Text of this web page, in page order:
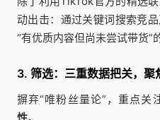
动出击：通过关键词搜索竞
“有优质内容但尚未尝试带货”
3. 筛选：三重数据把关，聚
摒弃“唯粉丝量论”，重点关